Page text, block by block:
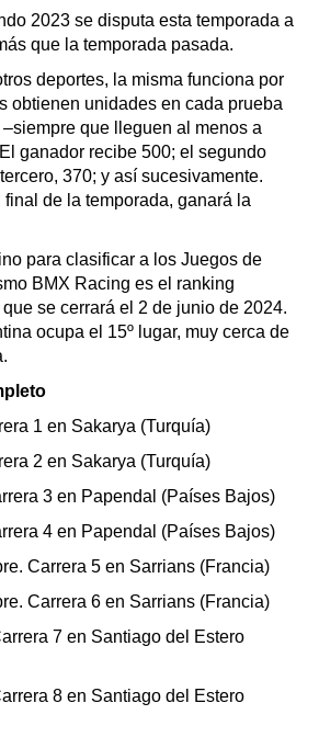
2023 se disputa esta temporada a
que la temporada pasada.
deportes, la misma funciona por
obtienen unidades en cada prueba
que lleguen al menos a
ganador recibe 500; el segundo
370; y así sucesivamente.
de la temporada, ganará la
para clasificar a los Juegos de
BMX Racing es el ranking
se cerrará el 2 de junio de 2024.
ocupa el 15º lugar, muy cerca de
1 en Sakarya (Turquía)
2 en Sakarya (Turquía)
3 en Papendal (Países Bajos)
4 en Papendal (Países Bajos)
Carrera 5 en Sarrians (Francia)
Carrera 6 en Sarrians (Francia)
7 en Santiago del Estero
8 en Santiago del Estero